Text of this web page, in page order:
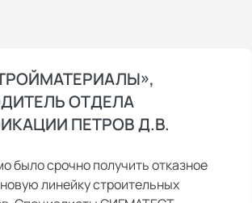
ОТДЕЛА
ПЕТРОВ Д.В.
было срочно получить отказное
линейку строительных